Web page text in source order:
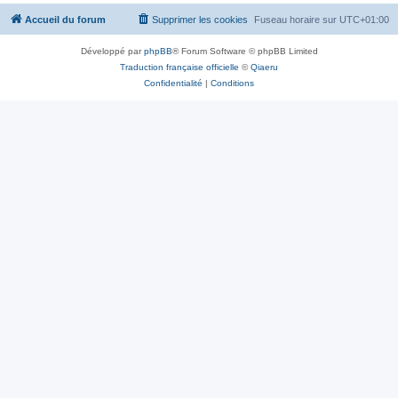
Accueil du forum Fuseau horaire sur UTC+01:00
Supprimer les cookies
Développé parphpBB® Forum Software © phpBB Limited
Traduction française officielle ©Qiaeru
Confidentialité | Conditions